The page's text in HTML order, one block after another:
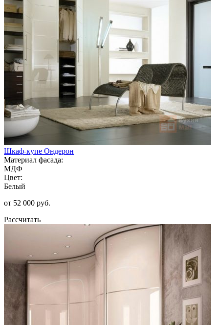
Шкаф-купе Ондерон
Материал фасада:
МДФ
Цвет:
Белый
от 52 000 руб.
Рассчитать